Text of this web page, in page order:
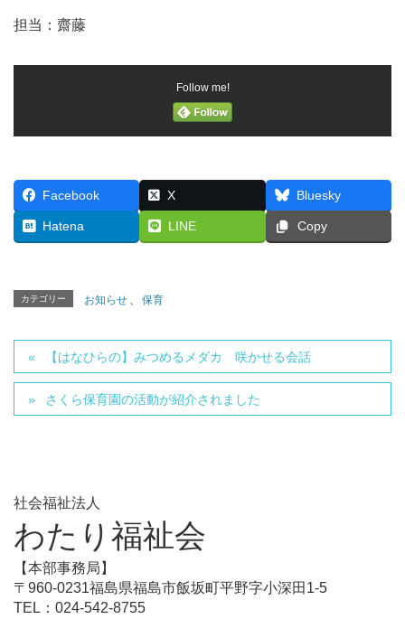
担当：齋藤
Follow me!
Facebook X Bluesky
Hatena LINE Copy
カテゴリー お知らせ 、 保育
【はなひらの】みつめるメダカ 咲かせる会話
さくら保育園の活動が紹介されました
社会福祉法人
わたり福祉会
【本部事務局】
〒960-0231福島県福島市飯坂町平野字小深田1-5
TEL：024-542-8755